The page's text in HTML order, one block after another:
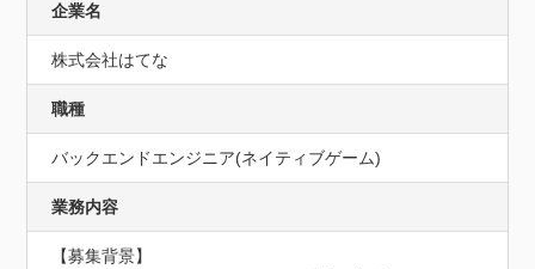
企業名
株式会社はてな
職種
バックエンドエンジニア(ネイティブゲーム)
業務内容
【募集背景】